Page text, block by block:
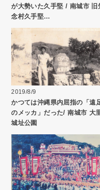
が大勢いた久手堅 / 南城市 旧
念村久手堅…
2019/8/9
かつては沖縄県内屈指の「遠
のメッカ」だった/ 南城市 大
城址公園